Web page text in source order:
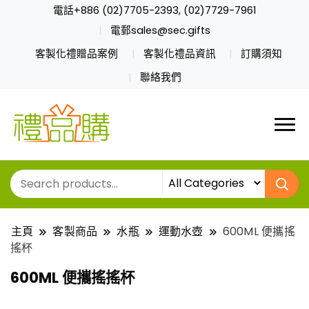
電話+886 (02)7705-2393, (02)7729-7961
電郵sales@sec.gifts
客製化禮贈品案例
客製化禮品資訊
訂購須知
聯絡我們
主頁 客製商品 水瓶 運動水壺
600ML 便攜搖
搖杯
600ML 便攜搖搖杯